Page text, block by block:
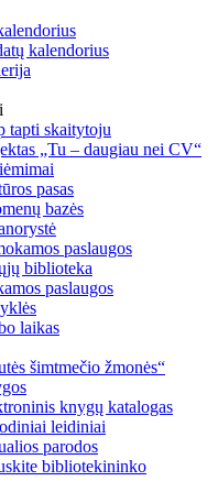
kalendorius
tapti skaitytoju
„Tu – daugiau nei CV“
pasas
bazės
paslaugos
biblioteka
paslaugos
laikas
šimtmečio žmonės“
knygų katalogas
leidiniai
parodos
bibliotekininko